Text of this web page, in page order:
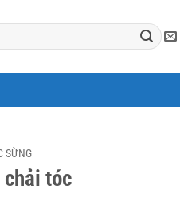
SỪNG
tóc